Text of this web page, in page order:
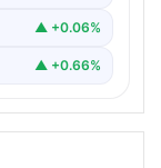
▲ +0.06%
▲ +0.66%